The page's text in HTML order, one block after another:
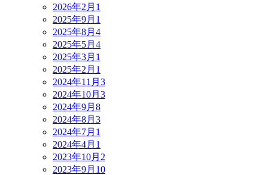
2026年2月 1
2025年9月 1
2025年8月 4
2025年5月 4
2025年3月 1
2025年2月 1
2024年11月 3
2024年10月 3
2024年9月 8
2024年8月 3
2024年7月 1
2024年4月 1
2023年10月 2
2023年9月 10